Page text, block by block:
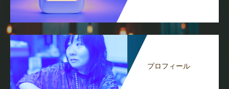
プロフィール